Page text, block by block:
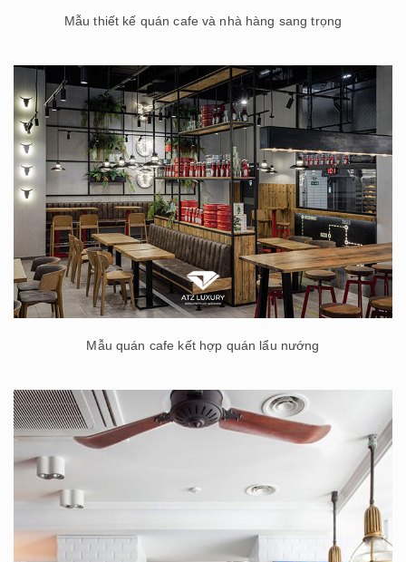
Mẫu thiết kế quán cafe và nhà hàng sang trọng
Mẫu quán cafe kết hợp quán lẩu nướng